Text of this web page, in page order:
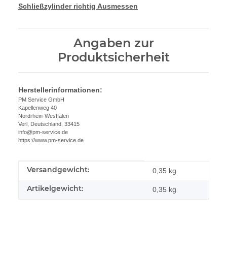
Schließzylinder richtig Ausmessen
Angaben zur
Produktsicherheit
Herstellerinformationen:
PM Service GmbH
Kapellenweg 40
Nordrhein-Westfalen
Verl, Deutschland, 33415
info@pm-service.de
https://www.pm-service.de
Produkteigenschaft
Wert
Versandgewicht: 0,35 kg
Artikelgewicht: 0,35 kg